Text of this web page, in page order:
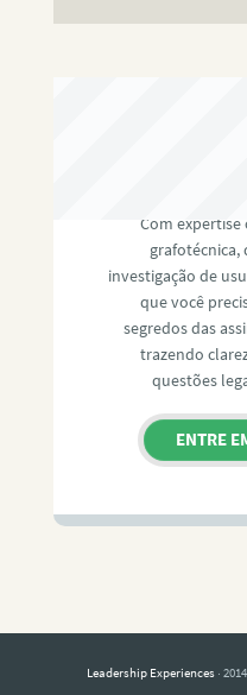
Com expertise
grafotécnica,
investigação de
que você
segredos das
trazendo
questões
ENTRE
Leadership Experiences ·